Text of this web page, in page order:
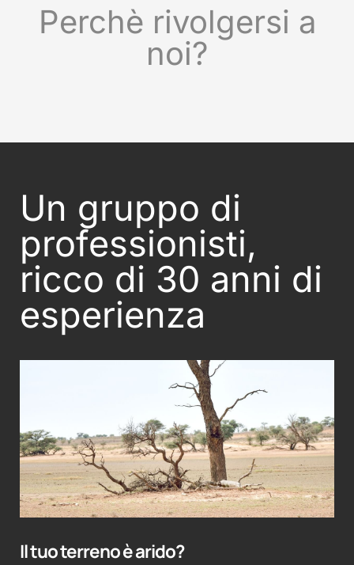
Perchè rivolgersi a
noi?
Un gruppo di
professionisti,
ricco di 30 anni di
esperienza
Il tuo terreno è arido?